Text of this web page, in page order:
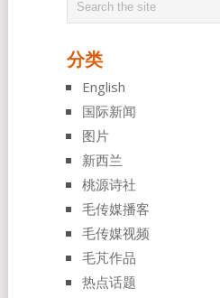
分类
English
国际新闻
图片
新西兰
桃源诗社
毛传媒播客
毛传媒视频
毛芃作品
热点话题